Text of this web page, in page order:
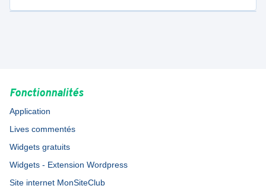
Fonctionnalités
Application
Lives commentés
Widgets gratuits
Widgets - Extension Wordpress
Site internet MonSiteClub